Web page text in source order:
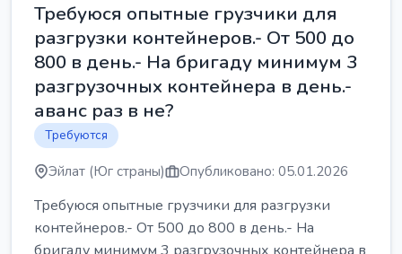
Требуюся опытные грузчики для
разгрузки контейнеров.- От 500 до
800 в день.- На бригаду минимум 3
разгрузочных контейнера в день.-
аванс раз в не?
Требуются
Эйлат (Юг страны) Опубликовано: 05.01.2026
Требуюся опытные грузчики для разгрузки
контейнеров.- От 500 до 800 в день.- На